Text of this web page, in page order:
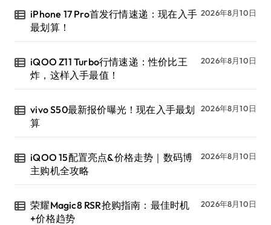
iPhone 17 Pro首发行情速递：现在入手
最划算！
2026年8月10日
iQOO Z11 Turbo行情速递：性价比王
炸，这样入手最值！
2026年8月10日
vivo S50最新报价曝光！现在入手最划
算
2026年8月10日
iQOO 15配置亮点&价格走势｜数码博
主购机全攻略
2026年8月10日
荣耀Magic8 RSR抢购指南：最佳时机
+价格趋势
2026年8月10日